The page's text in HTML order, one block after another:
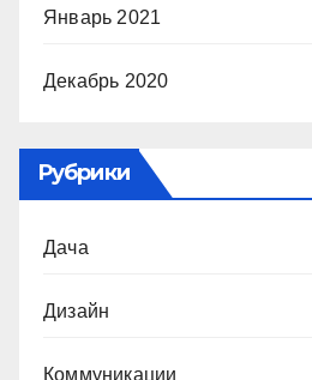
Январь 2021
Декабрь 2020
Рубрики
Дача
Дизайн
Коммуникации